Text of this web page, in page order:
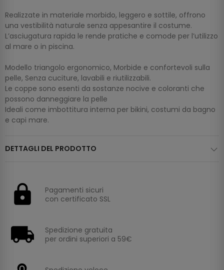
Realizzate in materiale morbido, leggero e sottile, offrono
una vestibilità naturale senza appesantire il costume.
L’asciugatura rapida le rende pratiche e comode per l’utilizzo
al mare o in piscina.
Modello triangolo ergonomico, Morbide e confortevoli sulla
pelle, Senza cuciture, lavabili e riutilizzabili.
Le coppe sono esenti da sostanze nocive e coloranti che
possono danneggiare la pelle
Ideali come imbottitura interna per bikini, costumi da bagno
e capi mare.
DETTAGLI DEL PRODOTTO
Pagamenti sicuri
con certificato SSL
Spedizione gratuita
per ordini superiori a 59€